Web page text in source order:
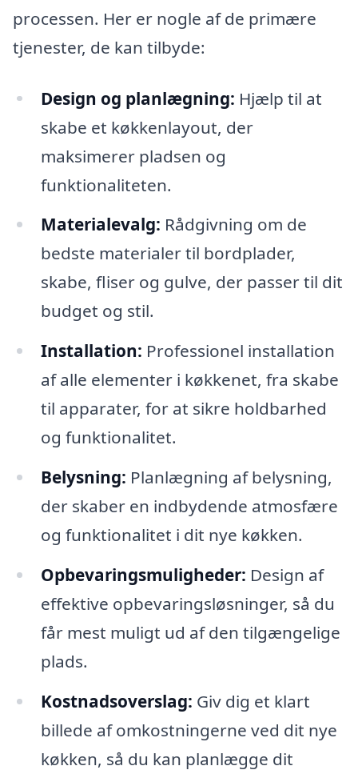
processen. Her er nogle af de primære
tjenester, de kan tilbyde:
Design og planlægning: Hjælp til at
skabe et køkkenlayout, der
maksimerer pladsen og
funktionaliteten.
Materialevalg: Rådgivning om de
bedste materialer til bordplader,
skabe, fliser og gulve, der passer til dit
budget og stil.
Installation: Professionel installation
af alle elementer i køkkenet, fra skabe
til apparater, for at sikre holdbarhed
og funktionalitet.
Belysning: Planlægning af belysning,
der skaber en indbydende atmosfære
og funktionalitet i dit nye køkken.
Opbevaringsmuligheder: Design af
effektive opbevaringsløsninger, så du
får mest muligt ud af den tilgængelige
plads.
Kostnadsoverslag: Giv dig et klart
billede af omkostningerne ved dit nye
køkken, så du kan planlægge dit